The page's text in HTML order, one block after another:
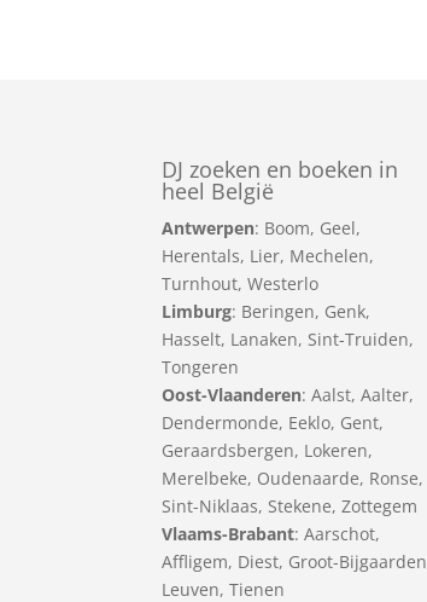
DJ zoeken en boeken in
heel België
Antwerpen: Boom, Geel,
Herentals, Lier, Mechelen,
Turnhout,Westerlo
Limburg: Beringen, Genk,
Hasselt, Lanaken, Sint-Truiden,
Tongeren
Oost-Vlaanderen:Aalst,Aalter,
Dendermonde, Eeklo, Gent,
Geraardsbergen, Lokeren,
Merelbeke, Oudenaarde, Ronse,
Sint-Niklaas, Stekene,Zottegem
Vlaams-Brabant:Aarschot,
Affligem, Diest, Groot-Bijgaarden
Leuven,Tienen